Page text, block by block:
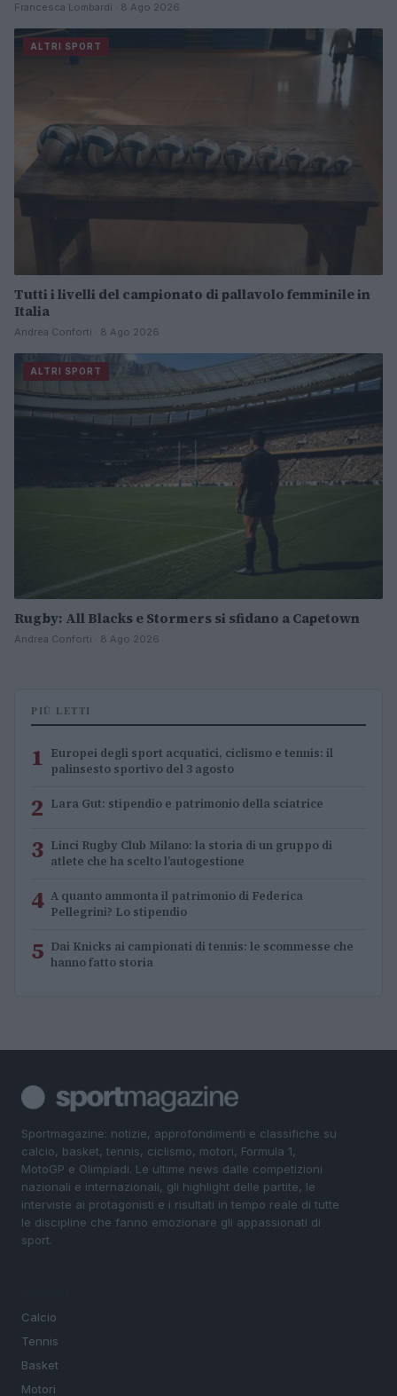
Francesca Lombardi · 8 Ago 2026
ALTRI SPORT
Tutti i livelli del campionato di pallavolo femminile in
Italia
Andrea Conforti · 8 Ago 2026
ALTRI SPORT
Rugby: All Blacks e Stormers si sfidano a Capetown
Andrea Conforti · 8 Ago 2026
PIÙ LETTI
1 Europei degli sport acquatici, ciclismo e tennis: il
palinsesto sportivo del 3 agosto
2 Lara Gut: stipendio e patrimonio della sciatrice
3 Linci Rugby Club Milano: la storia di un gruppo di
atlete che ha scelto l’autogestione
4 A quanto ammonta il patrimonio di Federica
Pellegrini? Lo stipendio
5 Dai Knicks ai campionati di tennis: le scommesse che
hanno fatto storia
Sportmagazine: notizie, approfondimenti e classifiche su
calcio, basket, tennis, ciclismo, motori, Formula 1,
MotoGP e Olimpiadi. Le ultime news dalle competizioni
nazionali e internazionali, gli highlight delle partite, le
interviste ai protagonisti e i risultati in tempo reale di tutte
le discipline che fanno emozionare gli appassionati di
sport.
Calcio
Tennis
Basket
Motori